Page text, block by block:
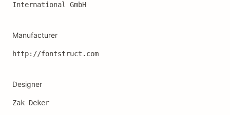
International GmbH
Manufacturer
http://fontstruct.com
Designer
Zak Deker